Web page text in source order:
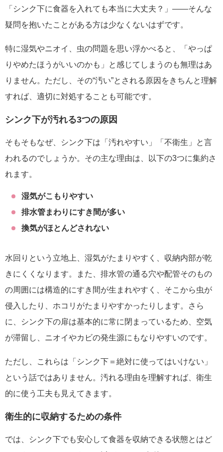
「シンク下に食器を入れても本当に大丈夫？」――そんな
疑問を抱いたことがある方は少なくないはずです。
特に湿気やニオイ、虫の問題を思い浮かべると、「やっぱ
りやめたほうがいいのかも」と感じてしまうのも無理はあ
りません。ただし、その“汚い”とされる原因をきちんと理解
すれば、適切に対処することも可能です。
シンク下が汚れる3つの原因
そもそもなぜ、シンク下は「汚れやすい」「不衛生」と言
われるのでしょうか。その主な理由は、以下の3つに集約さ
れます。
湿気がこもりやすい
排水管まわりにすき間が多い
換気がほとんどされない
水回りという立地上、湿気がたまりやすく、収納内部が乾
きにくくなります。また、排水管の通る穴や配管そのもの
の周囲には構造的にすき間が生まれやすく、そこから虫が
侵入したり、ホコリがたまりやすかったりします。さら
に、シンク下の扉は基本的に常に閉まっているため、空気
が滞留し、ニオイやカビの発生源にもなりやすいのです。
ただし、これらは「シンク下＝絶対に使ってはいけない」
という話ではありません。汚れる理由を理解すれば、衛生
的に使う工夫も見えてきます。
衛生的に収納するための条件
では、シンク下でも安心して食器を収納できる状態とはど